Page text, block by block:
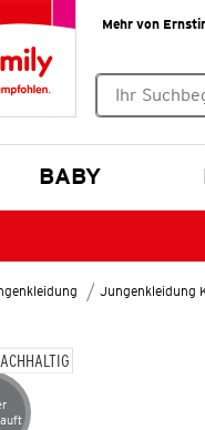
Mehr von
BABY
Jungenkleidung
leider ausverkauft